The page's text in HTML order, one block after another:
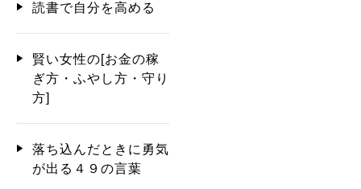
読書で自分を高める
賢い女性の[お金の稼
ぎ方・ふやし方・守り
方]
落ち込んだときに勇気
が出る４９の言葉